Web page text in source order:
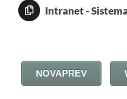
Educação Previdenciária
Intranet -
NOVAPREV